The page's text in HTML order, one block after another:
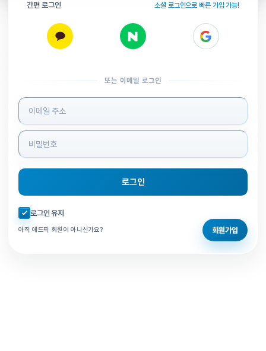
간편 로그인 소셜 로그인으로 빠른 가입 가능!
또는 이메일 로그인
로그인 정보 입력
로그인
자동로그인 체크
로그인 유지
아직 애드픽 회원이 아니신가요? 회원가입